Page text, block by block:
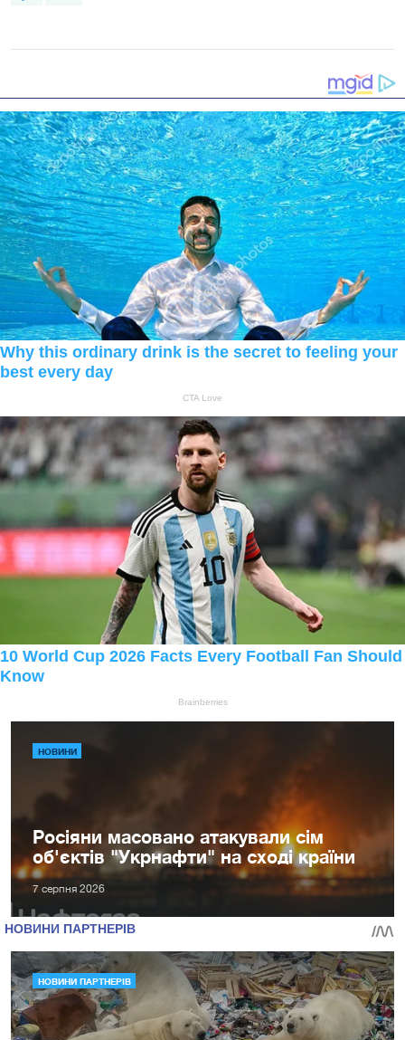
НОВИНИ
Росіяни масовано атакували сім
об'єктів "Укрнафти" на сході країни
7 серпня 2026